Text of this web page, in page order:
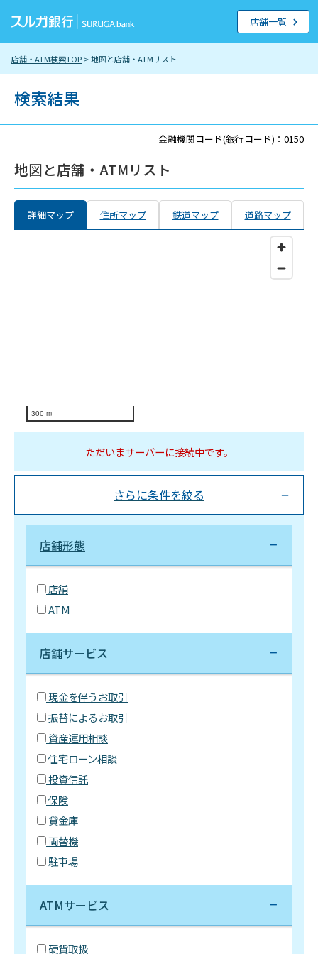
店舗・ATM検索TOP > 地図と店舗・ATMリスト
店舗一覧
検索結果
金融機関コード(銀行コード)：0150
地図と店舗・ATMリスト
詳細マップ 住所マップ 鉄道マップ 道路マップ
300 m
ただいまサーバーに接続中です。
さらに条件を絞る
店舗形態
店舗
ATM
店舗サービス
現金を伴うお取引
振替によるお取引
資産運用相談
住宅ローン相談
投資信託
保険
貸金庫
両替機
駐車場
ATMサービス
硬貨取扱